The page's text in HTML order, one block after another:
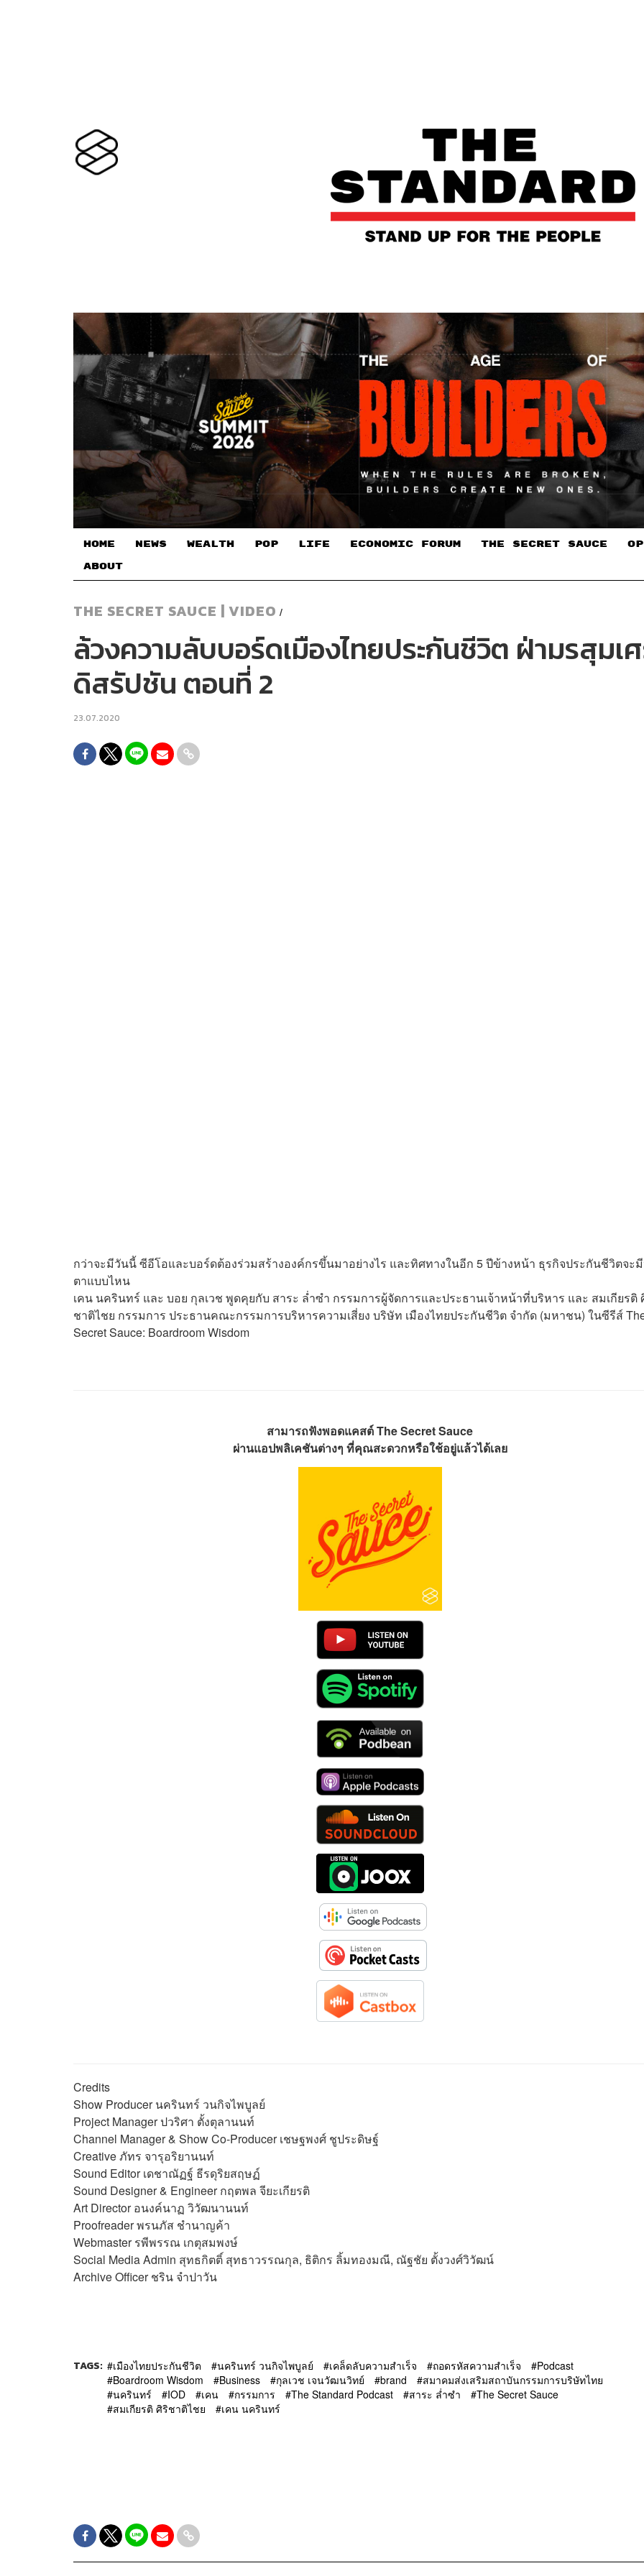
HOME NEWS WEALTH POP LIFE ECONOMIC FORUM THE SECRET SAUCE​
ABOUT
THE SECRET SAUCE | VIDEO /
ล้วงความลับบอร์ดเมืองไทยประกันชีวิต ฝ่ามรสุมเ
ดิสรัปชัน ตอนที่ 2
23.07.2020
กว่าจะมีวันนี้ ซีอีโอและบอร์ดต้องร่วมสร้างองค์กรขึ้นมาอย่างไร และทิศทางในอีก 5 ปีข้างหน้า ธุรกิจประกันชีวิตจะ
ตาแบบไหน
เคน นครินทร์ และ บอย กุลเวช พูดคุยกับ สาระ ล่ำซำ กรรมการผู้จัดการและประธานเจ้าหน้าที่บริหาร และ สมเกียรติ
ชาติไชย กรรมการ ประธานคณะกรรมการบริหารความเสี่ยง บริษัท เมืองไทยประกันชีวิต จำกัด (มหาชน) ในซีรีส์
Secret Sauce: Boardroom Wisdom
สามารถฟังพอดแคสต์ The Secret Sauce
ผ่านแอปพลิเคชันต่างๆ ที่คุณสะดวกหรือใช้อยู่แล้วได้เลย
Credits
Show Producer นครินทร์ วนกิจไพบูลย์
Project Manager ปวริศา ตั้งตุลานนท์
Channel Manager & Show Co-Producer เชษฐพงศ์ ชูประดิษฐ์
Creative ภัทร จารุอริยานนท์
Sound Editorเดชาณัฏฐ์ ธีรดุริยสฤษฏ์
Sound Designer & Engineer กฤตพล จียะเกียรติ
Art Director อนงค์นาฏ วิวัฒนานนท์
Proofreader พรนภัส ชำนาญค้า
Webmasterรพีพรรณ เกตุสมพงษ์
Social Media Admin สุทธกิตติ์​ สุทธาวรรณกุล, ธิติกร ลิ้มทองมณี, ณัฐชัย ตั้งวงศ์วิวัฒน์
Archive Officer ชริน จำปาวัน
TAGS: เมืองไทยประกันชีวิต นครินทร์ วนกิจไพบูลย์ เคล็ดลับความสำเร็จ ถอดรหัสความสำเร็จ
Podcast
Boardroom Wisdom
Business กุลเวช เจนวัฒนวิทย์ brand
สมาคมส่งเสริมสถาบันกรรมการบริษัทไทย
นครินทร์
IOD เคน กรรมการ The Standard Podcast สาระ ล่ำซำ
The Secret Sauce
สมเกียรติ ศิริชาติไชย
เคน นครินทร์